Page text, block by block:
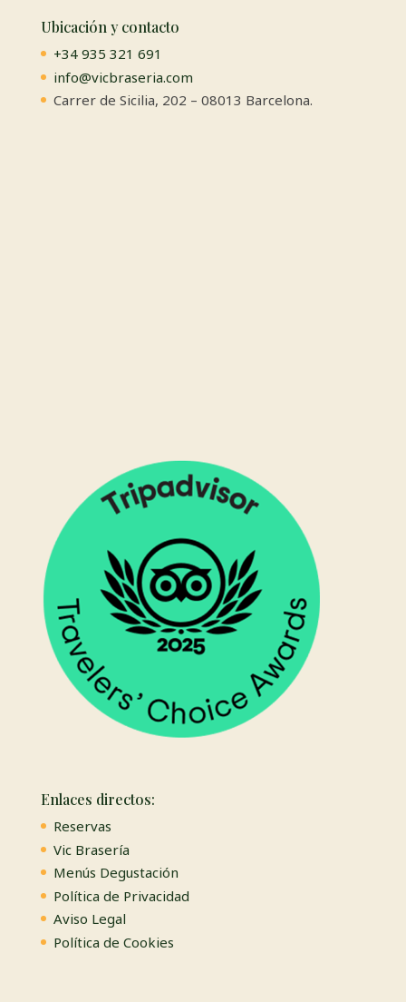
Ubicación y contacto
+34 935 321 691
info@vicbraseria.com
Carrer de Sicilia, 202 – 08013 Barcelona.
Enlaces directos:
Reservas
Vic Brasería
Menús Degustación
Política de Privacidad
Aviso Legal
Política de Cookies